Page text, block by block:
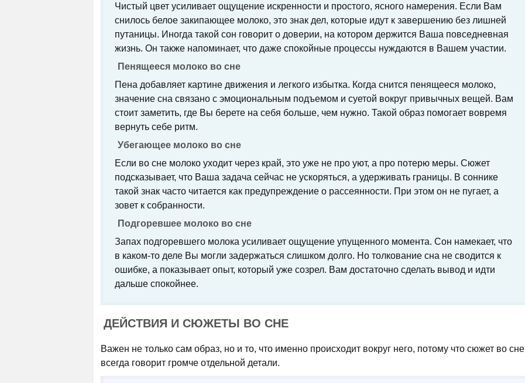
Чистый цвет усиливает ощущение искренности и простого, ясного намерения. Если Вам
снилось белое закипающее молоко, это знак дел, которые идут к завершению без лишней
путаницы. Иногда такой сон говорит о доверии, на котором держится Ваша повседневная
жизнь. Он также напоминает, что даже спокойные процессы нуждаются в Вашем участии.
Пенящееся молоко во сне
Пена добавляет картине движения и легкого избытка. Когда снится пенящееся молоко,
значение сна связано с эмоциональным подъемом и суетой вокруг привычных вещей. Вам
стоит заметить, где Вы берете на себя больше, чем нужно. Такой образ помогает вовремя
вернуть себе ритм.
Убегающее молоко во сне
Если во сне молоко уходит через край, это уже не про уют, а про потерю меры. Сюжет
подсказывает, что Ваша задача сейчас не ускоряться, а удерживать границы. В соннике
такой знак часто читается как предупреждение о рассеянности. При этом он не пугает, а
зовет к собранности.
Подгоревшее молоко во сне
Запах подгоревшего молока усиливает ощущение упущенного момента. Сон намекает, что
в каком-то деле Вы могли задержаться слишком долго. Но толкование сна не сводится к
ошибке, а показывает опыт, который уже созрел. Вам достаточно сделать вывод и идти
дальше спокойнее.
ДЕЙСТВИЯ И СЮЖЕТЫ ВО СНЕ
Важен не только сам образ, но и то, что именно происходит вокруг него, потому что сюжет во сне
всегда говорит громче отдельной детали.